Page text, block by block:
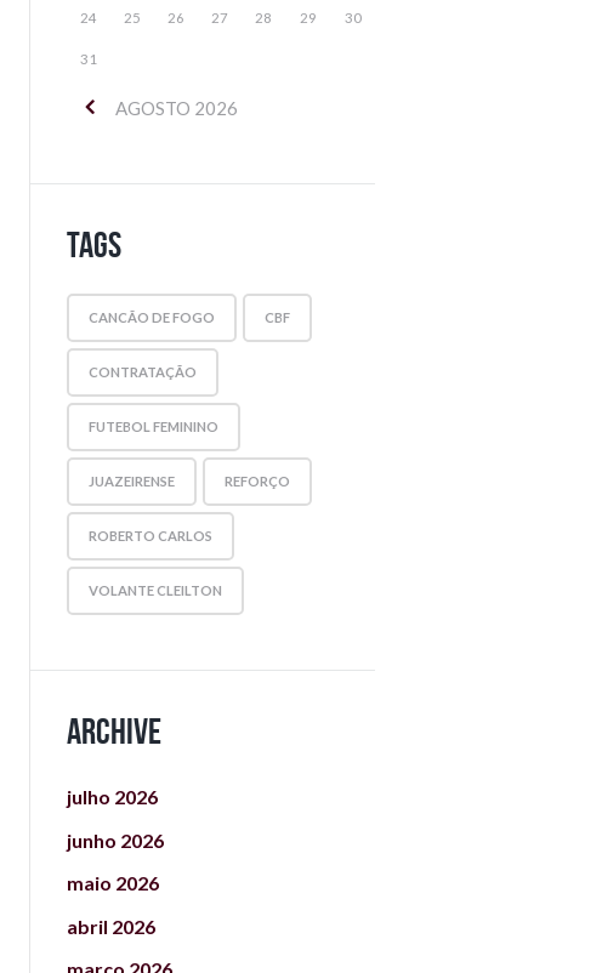
AGOSTO 2026
24 25 26 27 28 29 30
31
Tags
CANCÃO DE FOGO CBF
CONTRATAÇÃO
FUTEBOL FEMININO
JUAZEIRENSE REFORÇO
ROBERTO CARLOS
VOLANTE CLEILTON
Archive
julho 2026
junho 2026
maio 2026
abril 2026